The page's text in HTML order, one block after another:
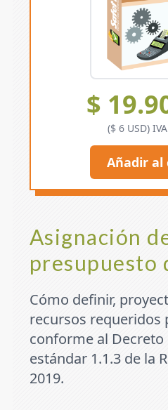
Asignación
presupuesto
Cómo definir,
recursos requeridos
conforme al Decreto
estándar 1.1.3 de la
2019.
$
($ 6 USD)
Añadir al